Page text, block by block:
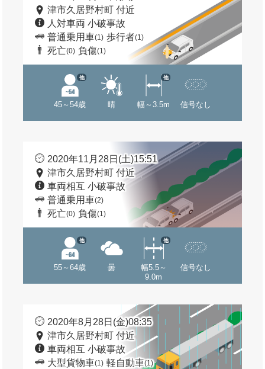
津市久居野村町 付近
人対車両 小破事故
普通乗用車(1) 歩行者(1)
死亡(0) 負傷(1)
45～54歳
他
晴 幅～3.5m
他
信号なし
2020年11月28日(土)15:51
津市久居野村町 付近
車両相互 小破事故
普通乗用車(2)
死亡(0) 負傷(1)
55～64歳
他
曇
幅5.5～
9.0m
他
信号なし
2020年8月28日(金)08:35
津市久居野村町 付近
車両相互 小破事故
大型貨物車(1) 軽自動車(1)